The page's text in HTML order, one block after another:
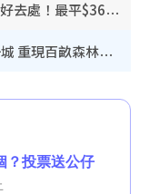
唱K推介2026︱全港13大卡啦OK好去處！最平$36起 日文K都有！(附地址+收費詳情)
小熊維尼100週年快閃店登陸又一城 重現百畝森林經典場景／獨家限定盲盒登場／專屬DIY香水